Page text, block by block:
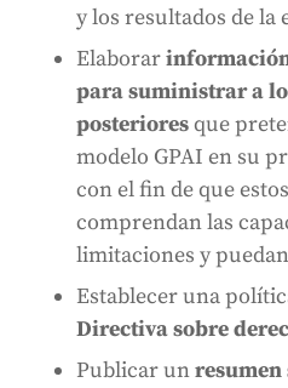
y los resultados de la
Elaborar
para suministrar a
posterioresque
modelo GPAI en su
con el fin de que
comprendan las
limitaciones y
Establecer una
Directiva sobre
Publicar un